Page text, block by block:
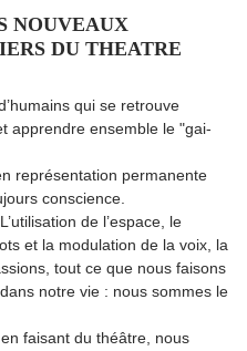
NOUVEAUX
DU THEATRE
qui se retrouve
apprendre ensemble le "gai-
représentation permanente
conscience.
de l’espace, le
et la modulation de la voix, la
tout ce que nous faisons
notre vie : nous sommes le
faisant du théâtre, nous